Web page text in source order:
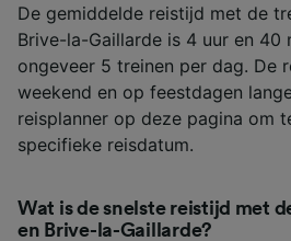
De gemiddelde reistijd met de
Brive-la-Gaillarde is 4 uur en 40
ongeveer 5 treinen per dag. De
weekend en op feestdagen
reisplanner op deze pagina om
specifieke reisdatum.
Wat is de snelste reistijd met
en Brive-la-Gaillarde?